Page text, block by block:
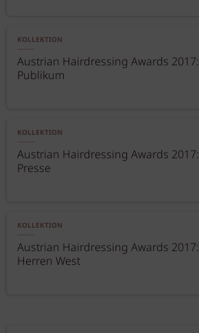
KOLLEKTION
Austrian Hairdressing Awards 2017:
Publikum
KOLLEKTION
Austrian Hairdressing Awards 2017:
Presse
KOLLEKTION
Austrian Hairdressing Awards 2017:
Herren West